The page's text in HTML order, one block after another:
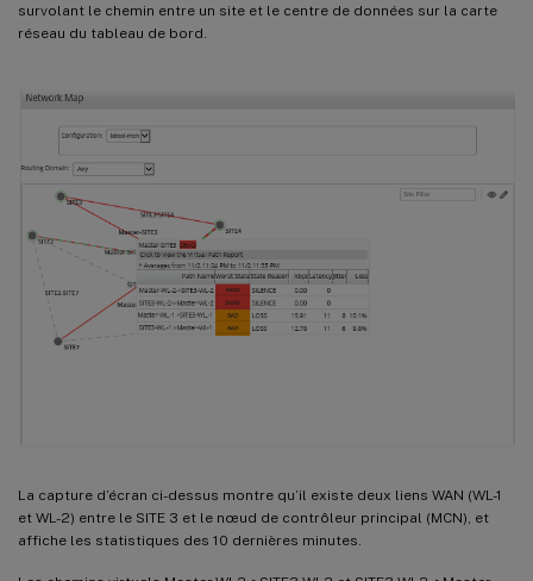
survolant le chemin entre un site et le centre de données sur la carte
réseau du tableau de bord.
La capture d’écran ci-dessus montre qu’il existe deux liens WAN (WL-1
et WL-2) entre le SITE 3 et le nœud de contrôleur principal (MCN), et
affiche les statistiques des 10 dernières minutes.